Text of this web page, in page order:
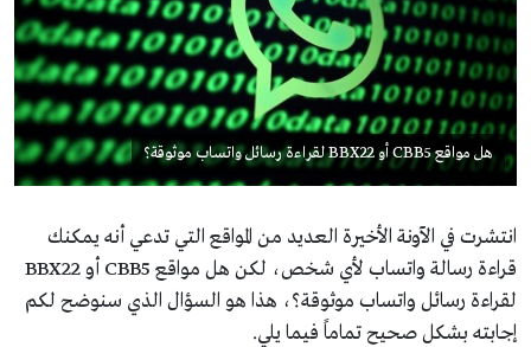
هل مواقع CBB5 أو BBX22 لقراءة رسائل واتساب موثوقة؟
انتشرت في الآونة الأخيرة العديد من المواقع التي تدعي أنه يمكنك
قراءة رسالة واتساب لأي شخص، لكن هل مواقع CBB5 أو BBX22
لقراءة رسائل واتساب موثوقة؟، هذا هو السؤال الذي سنوضح لكم
إجابته بشكل صحيح تماماً فيما يلي.